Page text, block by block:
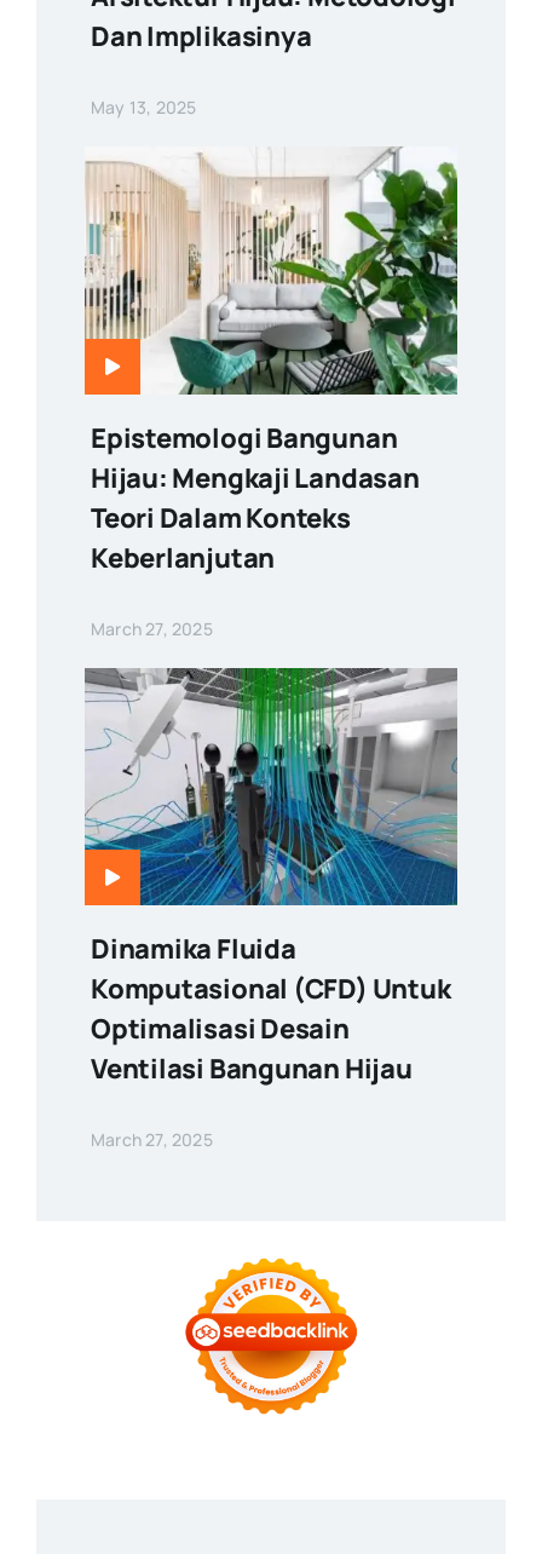
Dan Implikasinya
May 13, 2025
Epistemologi Bangunan
Hijau: Mengkaji Landasan
Teori Dalam Konteks
Keberlanjutan
March 27, 2025
Dinamika Fluida
Komputasional (CFD) Untuk
Optimalisasi Desain
Ventilasi Bangunan Hijau
March 27, 2025